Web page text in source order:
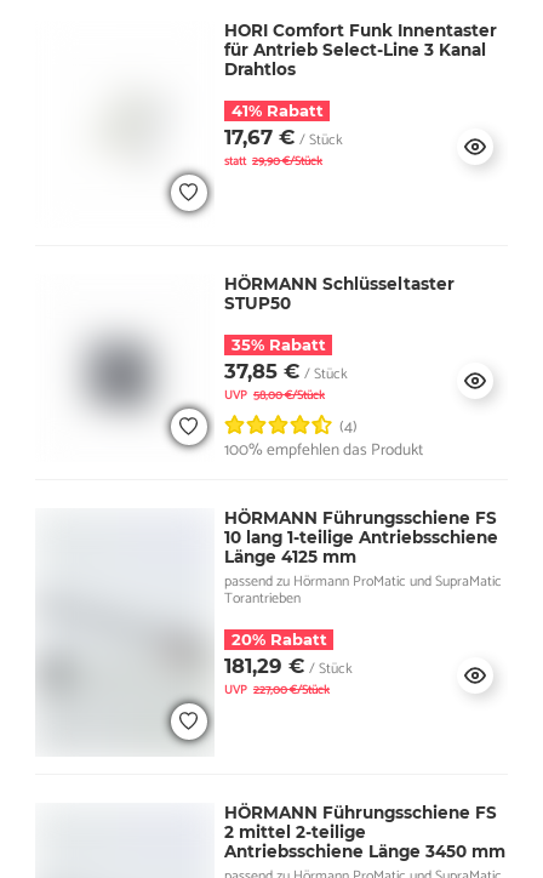
HORI Comfort Funk Innentaster
für Antrieb Select-Line 3 Kanal
Drahtlos
41% Rabatt
17,67 € / Stück
statt 29,90 €/Stück
HÖRMANN Schlüsseltaster
STUP50
35% Rabatt
37,85 € / Stück
UVP 58,00 €/Stück
(4)
100% empfehlen das Produkt
HÖRMANN Führungsschiene FS
10 lang 1-teilige Antriebsschiene
Länge 4125 mm
passend zu Hörmann ProMatic und SupraMatic
Torantrieben
20% Rabatt
181,29 € / Stück
UVP 227,00 €/Stück
HÖRMANN Führungsschiene FS
2 mittel 2-teilige
Antriebsschiene Länge 3450 mm